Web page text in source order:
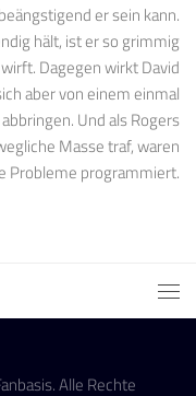
er sein kann.
hält, ist er so grimmig
Dagegen wirkt David
aber von einem einmal
Und als Rogers
Masse traf, waren
Probleme programmiert.
Alle Rechte